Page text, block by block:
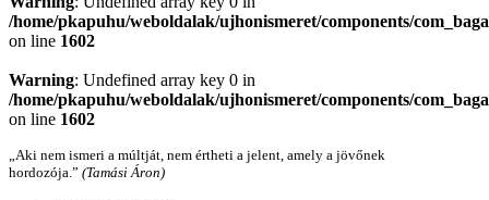
/home/pkapuhu/weboldalak/ujhonismeret/components/
on line 1602
Warning: Undefined array key 0 in
/home/pkapuhu/weboldalak/ujhonismeret/components/
on line 1602
„Aki nem ismeri a múltját, nem értheti a jelent, amely a jövőnek
hordozója.” (Tamási Áron)